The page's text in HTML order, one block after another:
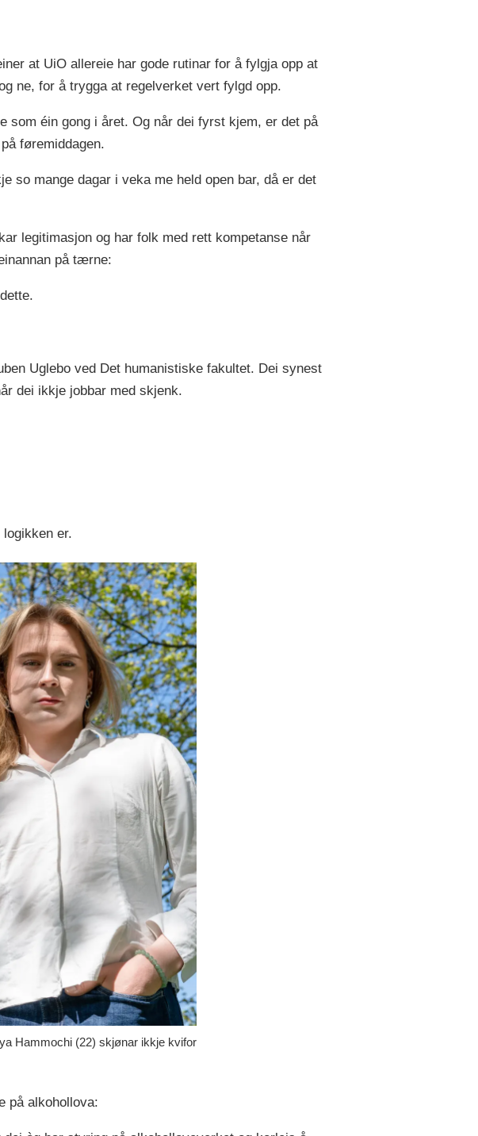
at UiO allereie har gode rutinar for å fylgja opp at
ne, for å trygga at regelverket vert fylgd opp.
som éin gong i året. Og når dei fyrst kjem, er det på
føremiddagen.
so mange dagar i veka me held open bar, då er det
legitimasjon og har folk med rett kompetanse når
på tærne:
Uglebo ved Det humanistiske fakultet. Dei synest
dei ikkje jobbar med skjenk.
er.
Hammochi (22) skjønar ikkje kvifor
på alkohollova: